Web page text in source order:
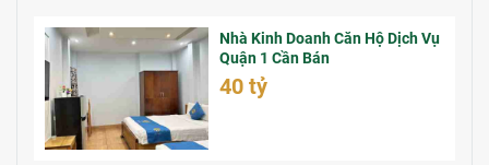
Nhà Kinh Doanh Căn Hộ Dịch Vụ
Quận 1 Cần Bán
40 tỷ